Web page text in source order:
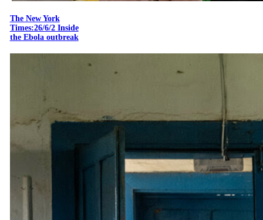
The New York
Times:26/6/2 Inside
the Ebola outbreak